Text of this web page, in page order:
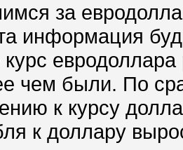
за
информация
чем были. По
к курсу
к доллару